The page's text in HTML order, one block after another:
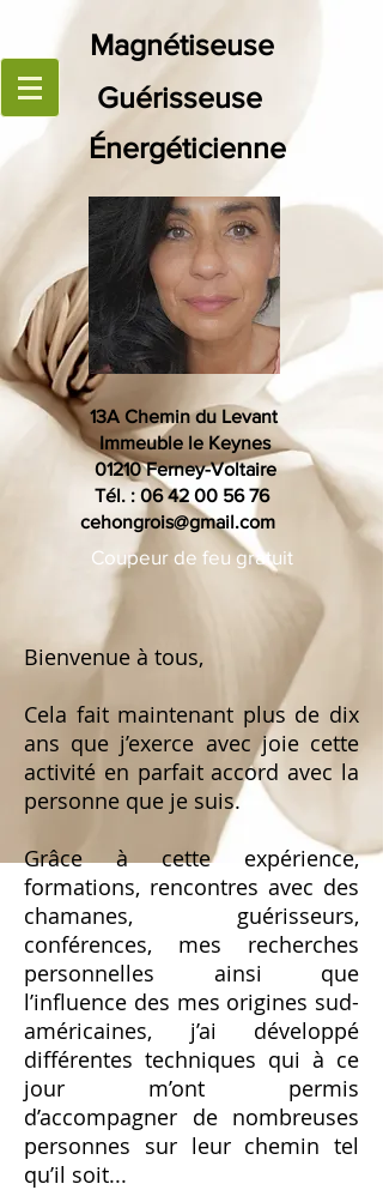
Magnétiseuse
Guérisseuse
Énergéticienne
13A Chemin du Levant
Immeuble le Keynes
01210 Ferney-Voltaire
Tél. : 06 42 00 56 76
cehongrois@gmail.com
Coupeur de feu gratuit
Bienvenue à tous,
Cela fait maintenant plus de dix
ans que j’exerce avec joie cette
activité en parfait accord avec la
personne que je suis.
Grâce à cette expérience,
formations, rencontres avec des
chamanes, guérisseurs,
conférences, mes recherches
personnelles ainsi que
l’influence des mes origines sud-
américaines, j’ai développé
différentes techniques qui à ce
jour m’ont permis
d’accompagner de nombreuses
personnes sur leur chemin tel
qu’il soit...